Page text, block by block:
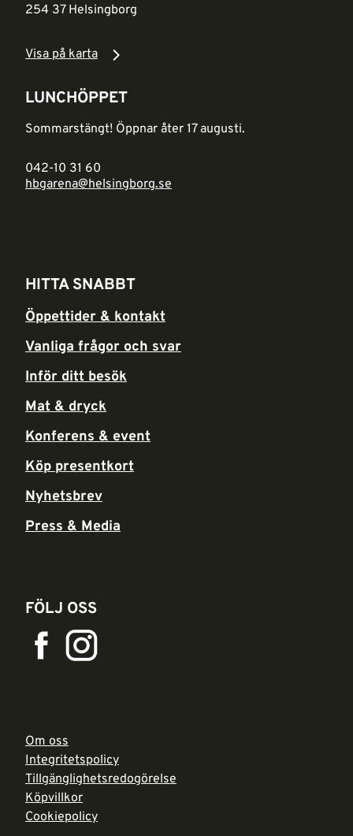
254 37 Helsingborg
Visa på karta
LUNCHÖPPET
Sommarstängt! Öppnar åter 17 augusti.
042-10 31 60
hbgarena@helsingborg.se
HITTA SNABBT
Öppettider & kontakt
Vanliga frågor och svar
Inför ditt besök
Mat & dryck
Konferens & event
Köp presentkort
Nyhetsbrev
Press & Media
FÖLJ OSS
Om oss
Integritetspolicy
Tillgänglighetsredogörelse
Köpvillkor
Cookiepolicy